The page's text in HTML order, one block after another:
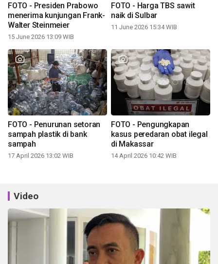
FOTO - Presiden Prabowo
menerima kunjungan Frank-
Walter Steinmeier
15 June 2026 13:09 WIB
FOTO - Harga TBS sawit
naik di Sulbar
11 June 2026 15:34 WIB
FOTO - Penurunan setoran
sampah plastik di bank
sampah
17 April 2026 13:02 WIB
FOTO - Pengungkapan
kasus peredaran obat ilegal
di Makassar
14 April 2026 10:42 WIB
Video